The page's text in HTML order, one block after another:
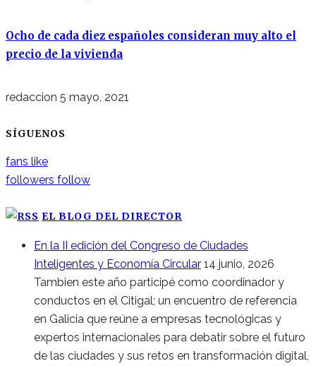
Ocho de cada diez españoles consideran muy alto el
precio de la vivienda
redaccion 5 mayo, 2021
SÍGUENOS
fans like
followers follow
EL BLOG DEL DIRECTOR
En la II edición del Congreso de Ciudades
Inteligentes y Economía Circular 14 junio, 2026
Tambien este año participé como coordinador y
conductos en el Citigal; un encuentro de referencia
en Galicia que reúne a empresas tecnológicas y
expertos internacionales para debatir sobre el futuro
de las ciudades y sus retos en transformación digital,